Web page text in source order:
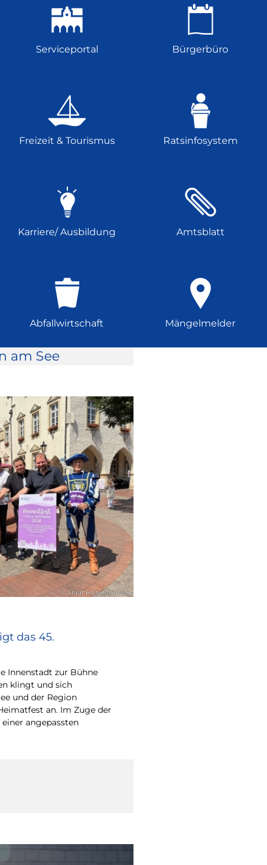
Serviceportal Bürgerbüro
Freizeit & Tourismus Ratsinfosystem
Karriere/ Ausbildung Amtsblatt
Abfallwirtschaft Mängelmelder
am See
© Stadt Haltern am See
das 45.
Innenstadt zur Bühne
klingt und sich
und der Region
an. Im Zuge der
angepassten